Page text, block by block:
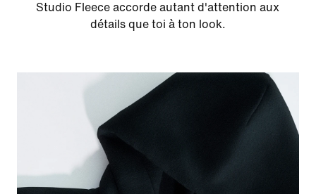
Studio Fleece accorde autant d'attention aux
détails que toi à ton look.